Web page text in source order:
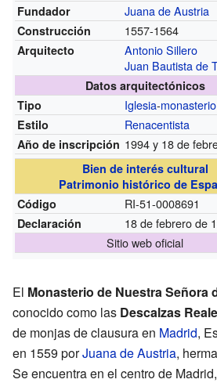
Fundador Juana de Austria
Construcción 1557-1564
Arquitecto
Antonio Sillero
Juan Bautista de
Datos arquitectónicos
Tipo
Iglesia-monasterio
Estilo Renacentista
Año de inscripción 1994 y 18 de
Bien de interés cultural
Patrimonio histórico de
Código
RI-51-0008691
Declaración
18 de febrero de
Sitio web oficial
El Monasterio de Nuestra Señora
conocido como las Descalzas
de monjas de clausura en Madrid,
en 1559 porJuana de Austria,
Se encuentra en el centro de